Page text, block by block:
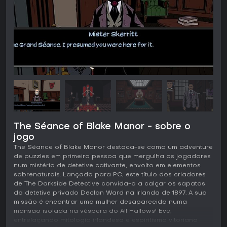
The Séance of Blake Manor - sobre o
jogo
The Séance of Blake Manor destaca-se como um adventure
de puzzles em primeira pessoa que mergulha os jogadores
num mistério de detetive cativante, envolto em elementos
sobrenaturais. Lançado para PC, este título dos criadores
de The Darkside Detective convida-o a calçar os sapatos
do detetive privado Declan Ward na Irlanda de 1897. A sua
missão é encontrar uma mulher desaparecida numa
mansão isolada na véspera do All Hallows' Eve,
entrelaçando mitologia irlandesa e espiritismo vitoriano